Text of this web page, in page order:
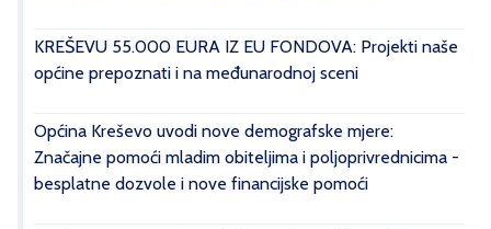
KREŠEVU 55.000 EURA IZ EU FONDOVA: Projekti naše
općine prepoznati i na međunarodnoj sceni
Općina Kreševo uvodi nove demografske mjere:
Značajne pomoći mladim obiteljima i poljoprivrednicima -
besplatne dozvole i nove financijske pomoći